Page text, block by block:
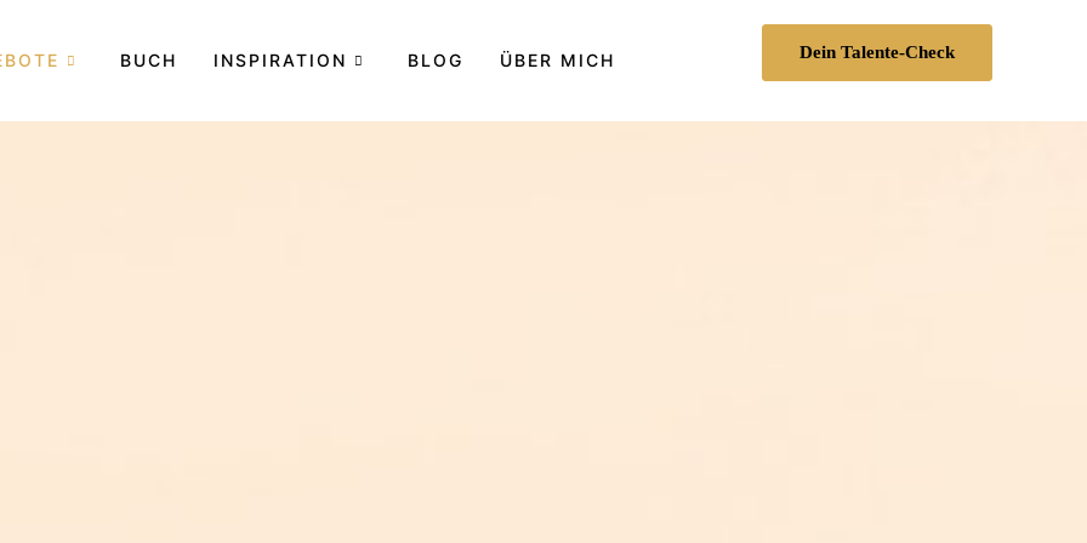
BUCH INSPIRATION BLOG ÜBER MICH Dein Talente-Check